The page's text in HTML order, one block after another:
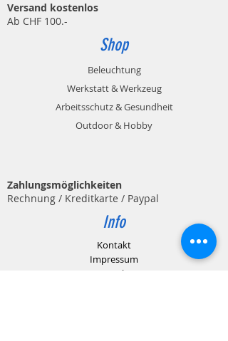
Versand kostenlos
Ab CHF 100.-
Shop
Beleuchtung
Werkstatt & Werkzeug
Arbeitsschutz & Gesundheit
Outdoor & Hobby
Zahlungsmöglichkeiten
Rechnung / Kreditkarte / Paypal
Info
Kontakt
Impressum
Datenschutz